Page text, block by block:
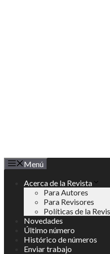
Menú
Acerca de la Revista
Para Autores
Para Revisores
Políticas de la
Novedades
Último número
Histórico de números
Enviar trabajo